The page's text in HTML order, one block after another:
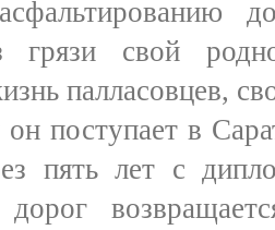
грязи свой
палласовцев,
поступает в
пять лет с
дорог